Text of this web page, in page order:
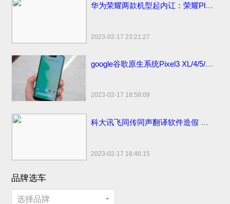
华为荣耀两款机型起内讧：荣耀Play官方价格同价同配该如何选？
2023-02-17 23:21:27
google谷歌原生系统Pixel3 XL/4/5/6 pro手机价格：刘海屏设计顶配版曾卖6900元
2023-02-17 18:58:09
科大讯飞同传同声翻译软件造假 浮夸不能只罚酒三杯
2023-02-17 18:46:15
品牌选车
选择品牌